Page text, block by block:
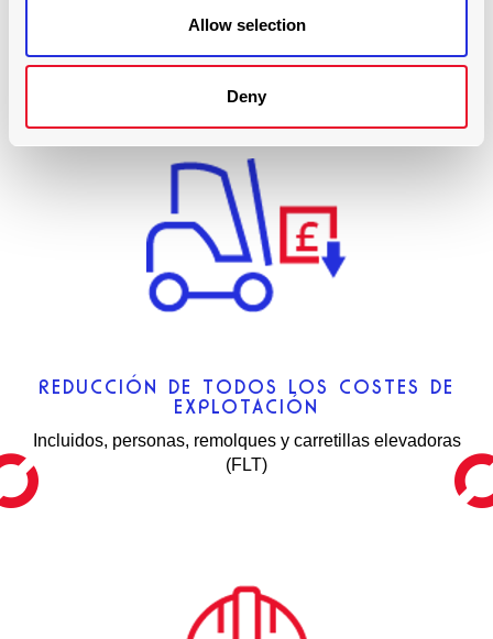
Allow selection
Deny
REDUCCIÓN DE TODOS LOS COSTES DE
EXPLOTACIÓN
Incluidos, personas, remolques y carretillas elevadoras
(FLT)